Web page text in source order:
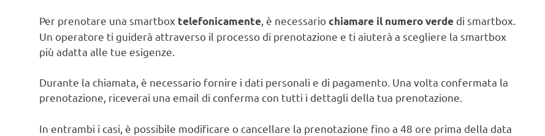
Per prenotare una smartbox telefonicamente , è necessariochiamare il numero verde di smartbox.
Un operatore ti guiderà attraverso il processo di prenotazione e ti aiuterà a scegliere la smartbox
più adatta alle tue esigenze.
Durante la chiamata, è necessario fornire i dati personali e di pagamento. Una volta confermata la
prenotazione, riceverai una email di conferma con tutti i dettagli della tua prenotazione.
In entrambi i casi, è possibile modificare o cancellare la prenotazione fino a 48 ore prima della data